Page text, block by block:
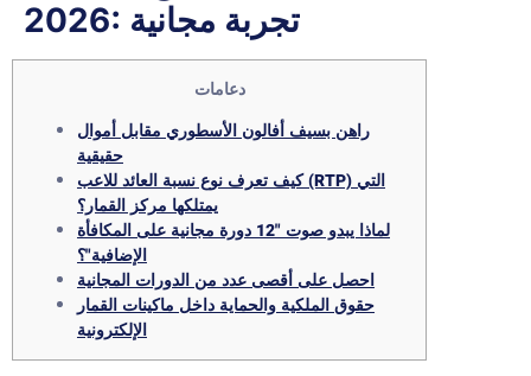
2026: تجربة مجانية
دعامات
راهن بسيف أفالون الأسطوري مقابل أموال
حقيقية
كيف تعرف نوع نسبة العائد للاعب (RTP) التي
يمتلكها مركز القمار؟
لماذا يبدو صوت "12 دورة مجانية على المكافأة
الإضافية"؟
احصل على أقصى عدد من الدورات المجانية
حقوق الملكية والحماية داخل ماكينات القمار
الإلكترونية